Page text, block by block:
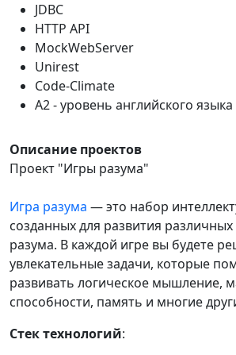
JDBC
HTTP API
MockWebServer
Unirest
Code-Climate
A2 - уровень английского языка
Описание проектов
Проект "Игры разума"
Игра разума — это набор
созданных для развития
разума. В каждой игре вы будете
увлекательные задачи, которые
развивать логическое мышление,
способности, память и многие
Стек технологий: